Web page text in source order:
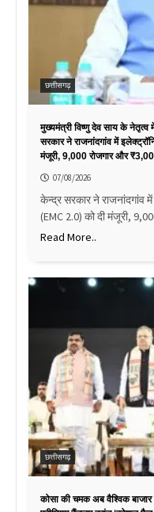
छत्तीसगढ़
मुख्यमंत्री विष्णु देव साय के नेतृत्व
सरकार ने राजनांदगांव में
मंजूरी, 9,000 रोजगार और
07/08/2026
केन्द्र सरकार ने राजनांदगांव
(EMC 2.0) को दी मंजूरी,
Read More..
छत्तीसगढ़
कोसा की चमक अब वैश्विक